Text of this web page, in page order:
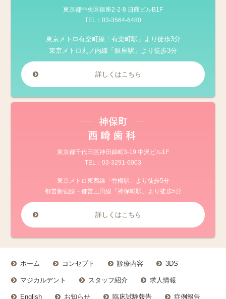
東京都中央区銀座2-2-8 日商ビルB1F
TEL： 03-3564-6480
東京メトロ有楽町線「有楽町駅」より徒歩3分
東京メトロ丸ノ内線「銀座駅」より徒歩3分
詳しくはこちら
神保町
西崎歯科
東京都千代田区神田錦町3-19 中沢ビル1F
TEL： 03-3291-6003
東京メトロ東西線「竹橋駅」より徒歩5分
都営新宿線・都営三田線「神保町駅」より徒歩5分
詳しくはこちら
ホーム コンセプト 診療内容 3DS
マジカルデント スタッフ紹介 求人情報
English お知らせ 臨床試験報告 症例報告